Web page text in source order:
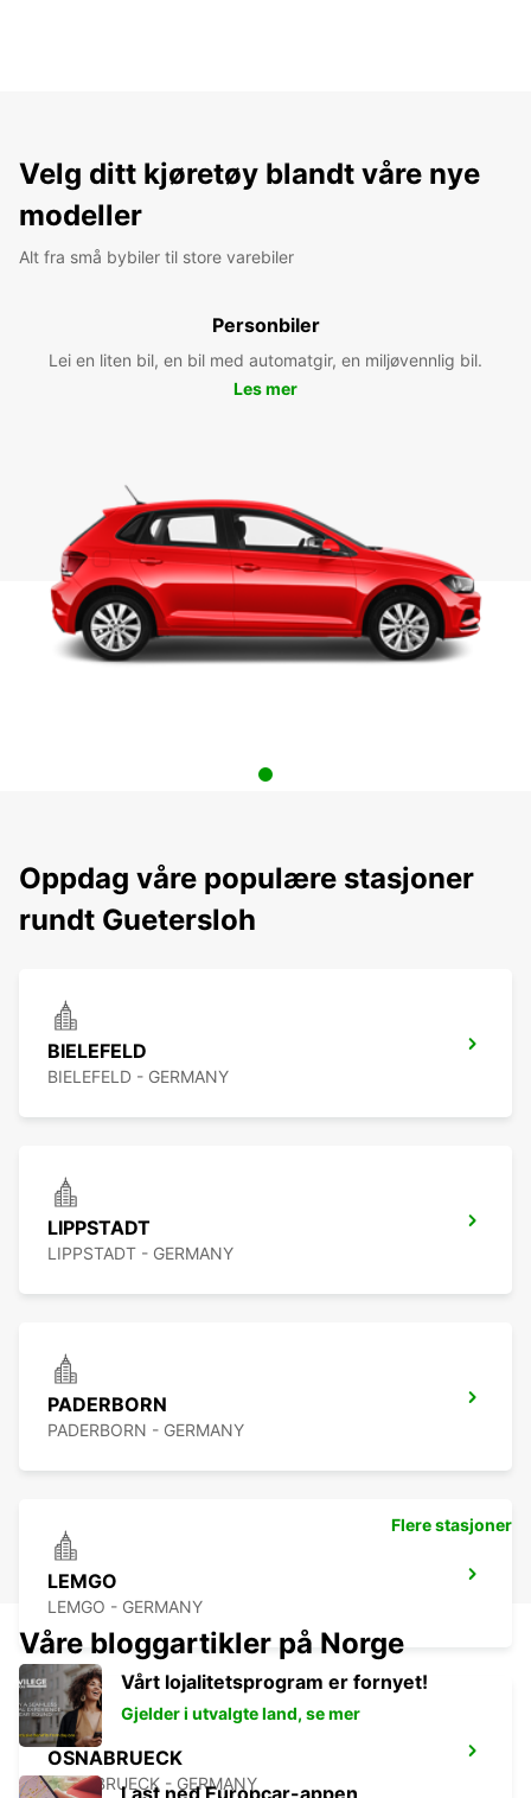
Velg ditt kjøretøy blandt våre nye
modeller
Alt fra små bybiler til store varebiler
Personbiler
Lei en liten bil, en bil med automatgir, en miljøvennlig bil.
Les mer
Oppdag våre populære stasjoner
rundt Guetersloh
BIELEFELD
BIELEFELD - GERMANY
LIPPSTADT
LIPPSTADT - GERMANY
PADERBORN
PADERBORN - GERMANY
LEMGO
LEMGO - GERMANY
OSNABRUECK
OSNABRUECK - GERMANY
Flere stasjoner
Våre bloggartikler på Norge
Vårt lojalitetsprogram er fornyet!
Gjelder i utvalgte land, se mer